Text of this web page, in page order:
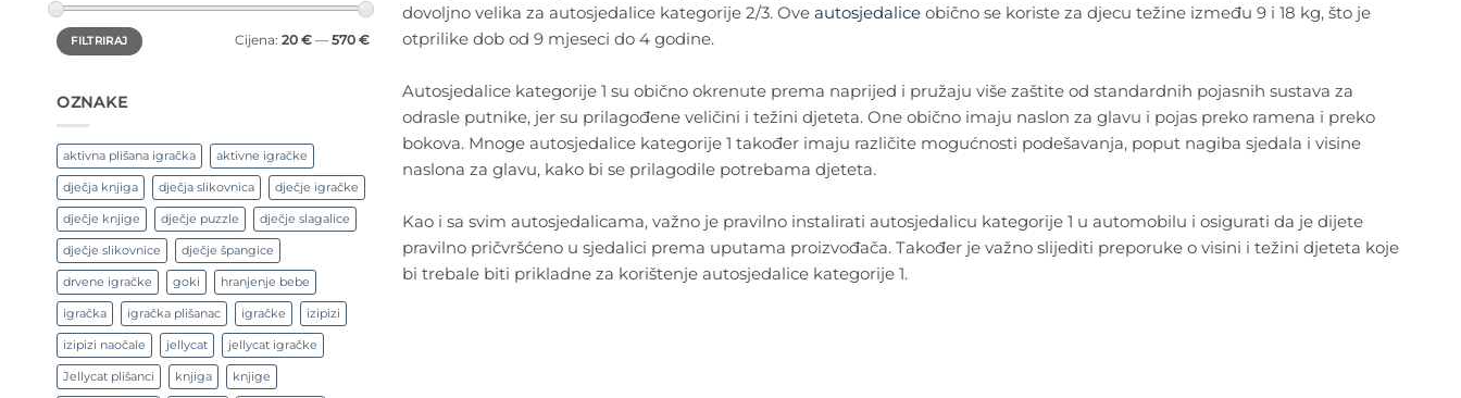
Min
cijena
Maks
cijenaFILTRIRAJ Cijena: 20 €— 570 €
OZNAKE
aktivna plišana igračka aktivne igračke
dječja knjiga dječja slikovnica dječje igračke
dječje knjige dječje puzzle dječje slagalice
dječje slikovnice dječje špangice
drvene igračke goki hranjenje bebe
igračka igračka plišanac igračke izipizi
izipizi naočale jellycat jellycat igračke
Jellycat plišanci knjiga knjige
dovoljno velika za autosjedalice kategorije 2/3. Ove autosjedaliceobično se koriste za djecu težine između 9 i 18 kg, što je
otprilike dob od 9 mjeseci do 4 godine.
Autosjedalice kategorije 1 su obično okrenute prema naprijed i pružaju više zaštite od standardnih pojasnih sustava za
odrasle putnike, jer su prilagođene veličini i težini djeteta. One obično imaju naslon za glavu i pojas preko ramena i preko
bokova. Mnoge autosjedalice kategorije 1 također imaju različite mogućnosti podešavanja, poput nagiba sjedala i visine
naslona za glavu, kako bi se prilagodile potrebama djeteta.
Kao i sa svim autosjedalicama, važno je pravilno instalirati autosjedalicu kategorije 1 u automobilu i osigurati da je dijete
pravilno pričvršćeno u sjedalici prema uputama proizvođača. Također je važno slijediti preporuke o visini i težini djeteta koje
bi trebale biti prikladne za korištenje autosjedalice kategorije 1.